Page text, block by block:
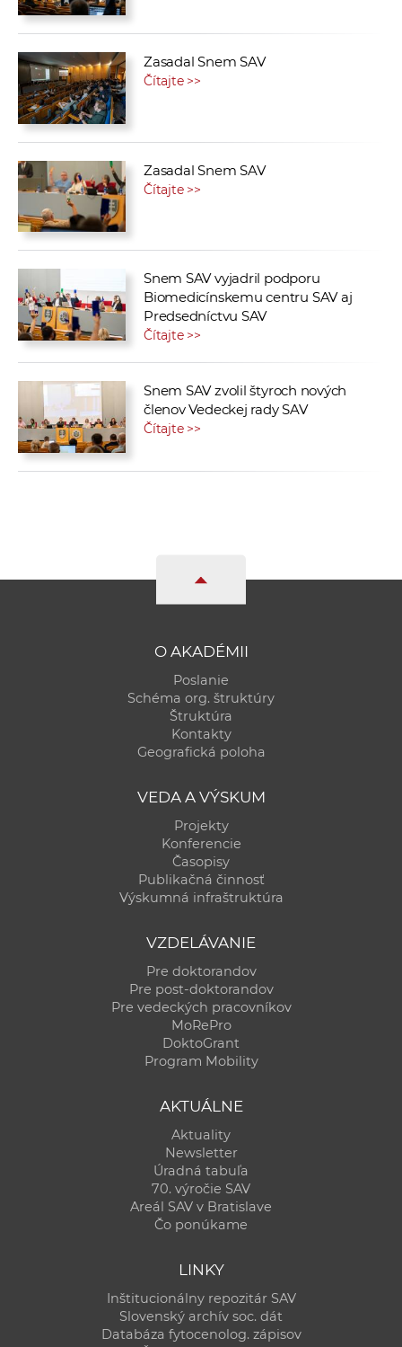
Zasadal Snem SAV
Čítajte >>
Zasadal Snem SAV
Čítajte >>
Snem SAV vyjadril podporu
Biomedicínskemu centru SAV aj
Predsedníctvu SAV
Čítajte >>
Snem SAV zvolil štyroch nových
členov Vedeckej rady SAV
Čítajte >>
O AKADÉMII
Poslanie
Schéma org. štruktúry
Štruktúra
Kontakty
Geografická poloha
VEDA A VÝSKUM
Projekty
Konferencie
Časopisy
Publikačná činnosť
Výskumná infraštruktúra
VZDELÁVANIE
Pre doktorandov
Pre post-doktorandov
Pre vedeckých pracovníkov
MoRePro
DoktoGrant
Program Mobility
AKTUÁLNE
Aktuality
Newsletter
Úradná tabuľa
70. výročie SAV
Areál SAV v Bratislave
Čo ponúkame
LINKY
Inštitucionálny repozitár SAV
Slovenský archív soc. dát
Databáza fytocenolog. zápisov